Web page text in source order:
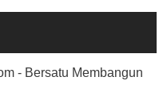
- Bersatu Membangun